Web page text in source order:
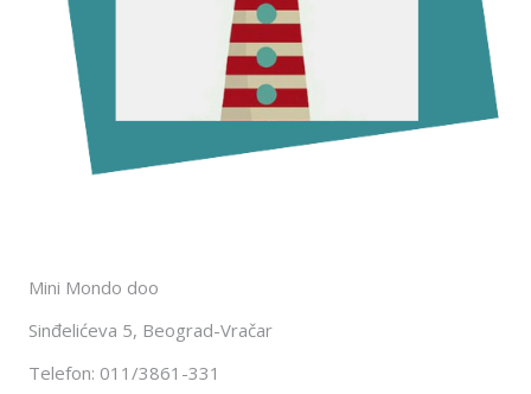
Mini Mondo doo
Sinđelićeva 5, Beograd-Vračar
Telefon: 011/3861-331